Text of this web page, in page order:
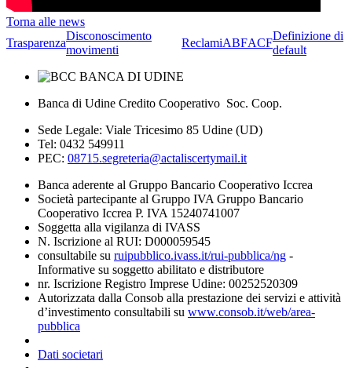
Torna alle news
Trasparenza
Disconoscimento
movimenti
ReclamiABFACF
Definizione di
default
Banca di Udine Credito Cooperativo Soc. Coop.
Sede Legale: Viale Tricesimo 85 Udine (UD)
Tel: 0432 549911
PEC: 08715.segreteria@actaliscertymail.it
Banca aderente al Gruppo Bancario Cooperativo Iccrea
Società partecipante al Gruppo IVA Gruppo Bancario
Cooperativo Iccrea P. IVA 15240741007
Soggetta alla vigilanza di IVASS
N. Iscrizione al RUI: D000059545
consultabile su ruipubblico.ivass.it/rui-pubblica/ng -
Informative su soggetto abilitato e distributore
nr. Iscrizione Registro Imprese Udine: 00252520309
Autorizzata dalla Consob alla prestazione dei servizi e attività
d’investimento consultabili su www.consob.it/web/area-
pubblica
Dati societari